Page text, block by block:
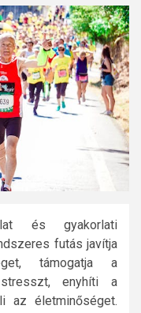
és gyakorlati
futás javítja
támogatja a
enyhíti a
az életminőséget.